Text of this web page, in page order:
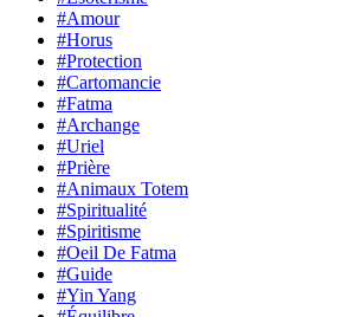
#Amour
#Horus
#Protection
#Cartomancie
#Fatma
#Archange
#Uriel
#Prière
#Animaux Totem
#Spiritualité
#Spiritisme
#Oeil De Fatma
#Guide
#Yin Yang